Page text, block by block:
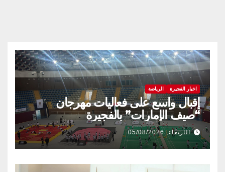
اخبار الفجيرة الرياضة
إقبال واسع على فعاليات مهرجان
“صيف الإمارات” بالفجيرة
الأربعاء, 05/08/2026